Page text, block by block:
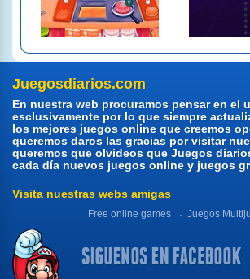
Juegosdiarios.com
En nuestra web procuramos pensar en el
esclusivamente por lo que siempre
los mejores juegos online que creemos
queremos daros las gracias por visitar
queremos que olvideos que Juegos
cada día nuevos juegos online y juegos
Visita nuestras webs amigas
Free online games Juegos